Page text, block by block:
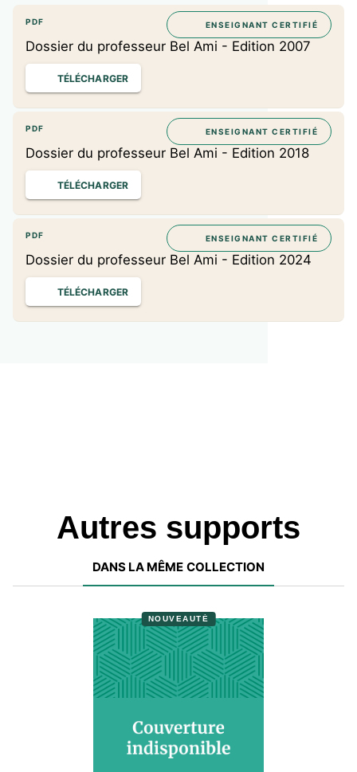
PDF
Dossier du professeur Bel Ami - Edition 2007
ENSEIGNANT CERTIFIÉ
TÉLÉCHARGER
PDF
Dossier du professeur Bel Ami - Edition 2018
ENSEIGNANT CERTIFIÉ
TÉLÉCHARGER
PDF
Dossier du professeur Bel Ami - Edition 2024
ENSEIGNANT CERTIFIÉ
TÉLÉCHARGER
Autres supports
DANS LA MÊME COLLECTION
NOUVEAUTÉ